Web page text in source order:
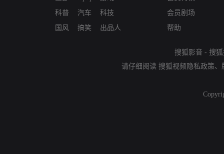
科普
国风
汽车
搞笑
科技
出品人
会员剧场
帮助
搜狐影音 - 搜
请仔细阅读 搜狐视频隐私政策、